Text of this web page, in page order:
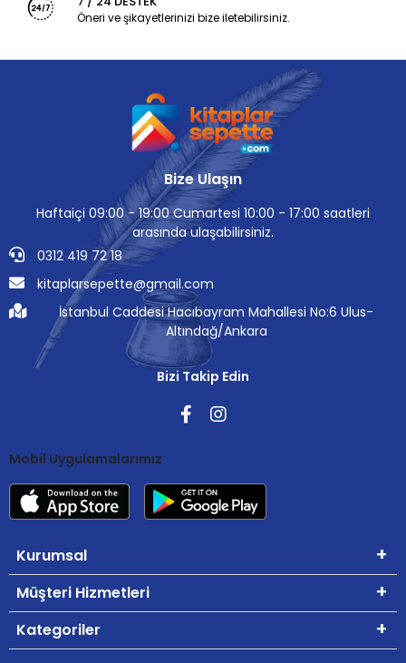
Öneri ve şikayetlerinizi bize iletebilirsiniz.
Bize Ulaşın
Haftaiçi 09:00 - 19:00 Cumartesi 10:00 - 17:00 saatleri
arasında ulaşabilirsiniz.
0312 419 72 18
kitaplarsepette@gmail.com
İstanbul Caddesi Hacıbayram Mahallesi No:6 Ulus-
Altındağ/Ankara
Bizi Takip Edin
Mobil Uygulamalarımız
Kurumsal
Müşteri Hizmetleri
Kategoriler